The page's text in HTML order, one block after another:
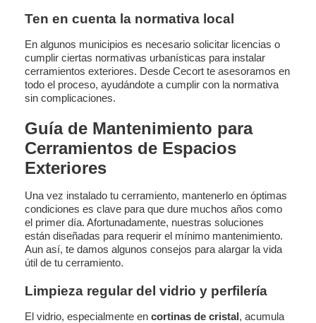
Ten en cuenta la normativa local
En algunos municipios es necesario solicitar licencias o
cumplir ciertas normativas urbanísticas para instalar
cerramientos exteriores. Desde Cecort te asesoramos en
todo el proceso, ayudándote a cumplir con la normativa
sin complicaciones.
Guía de Mantenimiento para
Cerramientos de Espacios
Exteriores
Una vez instalado tu cerramiento, mantenerlo en óptimas
condiciones es clave para que dure muchos años como
el primer día. Afortunadamente, nuestras soluciones
están diseñadas para requerir el mínimo mantenimiento.
Aun así, te damos algunos consejos para alargar la vida
útil de tu cerramiento.
Limpieza regular del vidrio y perfilería
El vidrio, especialmente en cortinas de cristal, acumula